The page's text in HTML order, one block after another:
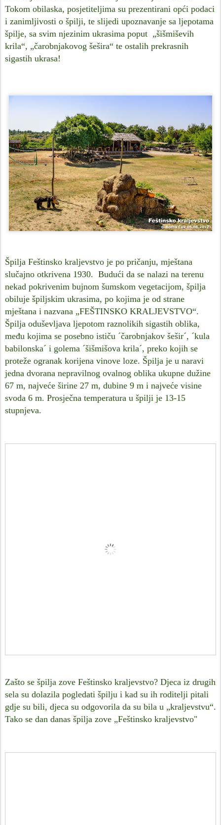
Tokom obilaska, posjetiteljima su prezentirani opći podaci
i zanimljivosti o špilji, te slijedi upoznavanje sa ljepotama
špilje, sa svim njezinim ukrasima poput „šišmiševih
krila“, „čarobnjakovog šešira“ te ostalih prekrasnih
sigastih ukrasa!
Špilja Feštinsko kraljevstvo je po pričanju, mještana
slučajno otkrivena 1930. Budući da se nalazi na terenu
nekad pokrivenim bujnom šumskom vegetacijom, špilja
obiluje špiljskim ukrasima, po kojima je od strane
mještana i nazvana „FEŠTINSKO KRALJEVSTVO“.
Špilja oduševljava ljepotom raznolikih sigastih oblika,
među kojima se posebno ističu ´čarobnjakov šešir´, ´kula
babilonska´ i golema ´šišmišova krila´, preko kojih se
proteže ogranak korijena vinove loze. Špilja je u naravi
jedna dvorana nepravilnog ovalnog oblika ukupne dužine
67 m, najveće širine 27 m, dubine 9 m i najveće visine
svoda 6 m. Prosječna temperatura u špilji je 13-15
stupnjeva.
Zašto se špilja zove Feštinsko kraljevstvo? Djeca iz drugih
sela su dolazila pogledati špilju i kad su ih roditelji pitali
gdje su bili, djeca su odgovorila da su bila u „kraljevstvu“.
Tako se dan danas špilja zove „Feštinsko kraljevstvo"